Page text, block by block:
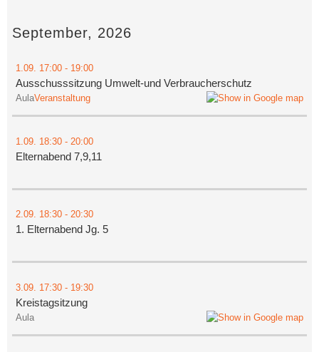
September, 2026
1.09. 17:00 - 19:00
Ausschusssitzung Umwelt-und Verbraucherschutz
AulaVeranstaltung
1.09. 18:30 - 20:00
Elternabend 7,9,11
2.09. 18:30 - 20:30
1. Elternabend Jg. 5
3.09. 17:30 - 19:30
Kreistagsitzung
Aula